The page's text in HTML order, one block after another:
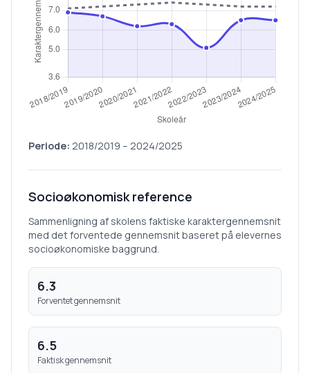
Periode: 2018/2019 – 2024/2025
Socioøkonomisk reference
Sammenligning af skolens faktiske karaktergennemsnit
med det forventede gennemsnit baseret på elevernes
socioøkonomiske baggrund.
6.3
Forventet gennemsnit
6.5
Faktisk gennemsnit